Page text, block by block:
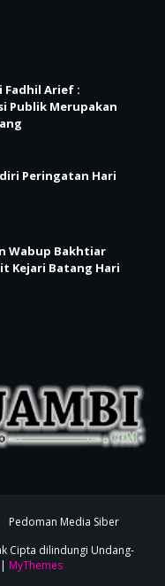
Fadhil Arief :
Publik Merupakan
Peringatan Hari
Wabup Bakhtiar
Kejari Batang Hari
Pedoman Media Siber
Cipta dilindungi Undang-
| MyThemes